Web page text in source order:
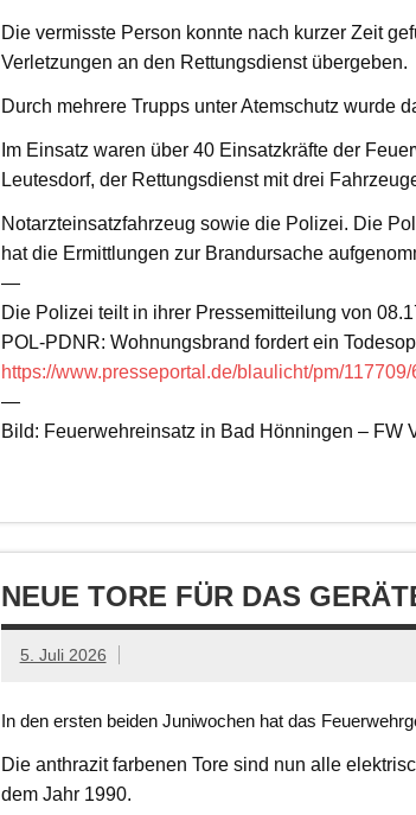
Die vermisste Person konnte nach kurzer Zeit
Verletzungen an den Rettungsdienst übergeben.
Durch mehrere Trupps unter Atemschutz wurde
Im Einsatz waren über 40 Einsatzkräfte der
Leutesdorf, der Rettungsdienst mit drei
Notarzteinsatzfahrzeug sowie die Polizei. Die
hat die Ermittlungen zur Brandursache
—
Die Polizei teilt in ihrer Pressemitteilung von
POL-PDNR: Wohnungsbrand fordert ein
https://www.presseportal.de/blaulicht/pm/
—
Bild: Feuerwehreinsatz in Bad Hönningen – FW
NEUE TORE FÜR DAS
5. Juli 2026
In den ersten beiden Juniwochen hat das
Die anthrazit farbenen Tore sind nun alle
dem Jahr 1990.